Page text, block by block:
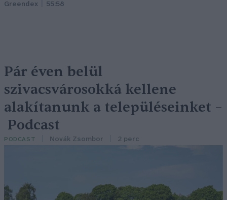
Greendex 55:58
Pár éven belül
szivacsvárosokká kellene
alakítanunk a településeinket –
Podcast
PODCAST Novák Zsombor 2 perc